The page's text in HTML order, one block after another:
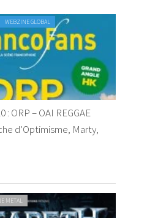
WEBZINE GLOBAL
: ORP – OAI REGGAE
d’Optimisme, Marty,
METAL